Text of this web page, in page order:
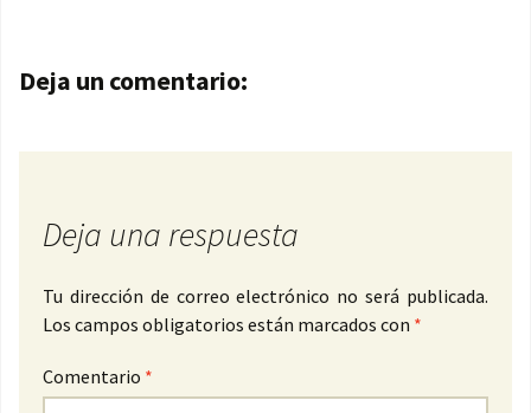
Navegación de entradas
Deja un comentario:
Deja una respuesta
Tu dirección de correo electrónico no será publicada.
Los campos obligatorios están marcados con *
Comentario *